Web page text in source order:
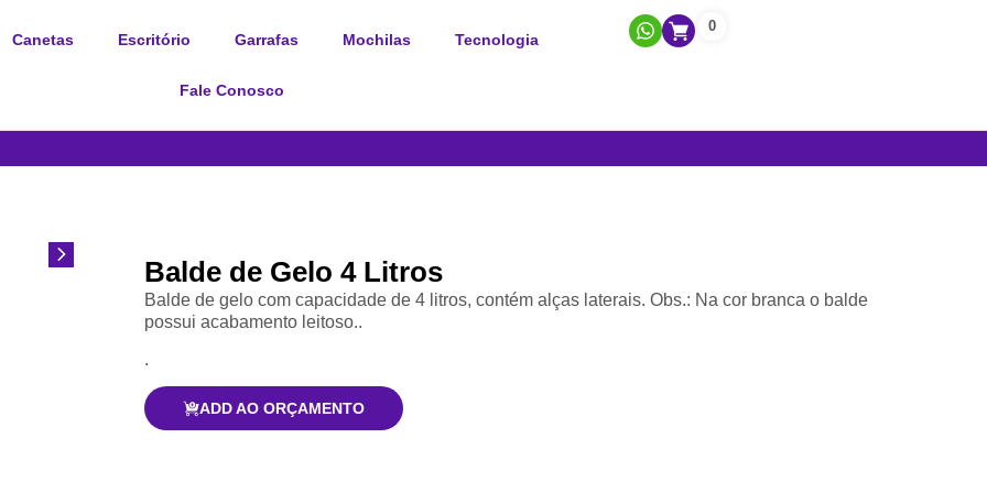
Canetas Escritório Garrafas Mochilas Tecnologia
Fale Conosco
0
Balde de Gelo 4 Litros
Balde de gelo com capacidade de 4 litros, contém alças laterais. Obs.: Na cor branca o balde
possui acabamento leitoso..
.
ADD AO ORÇAMENTO